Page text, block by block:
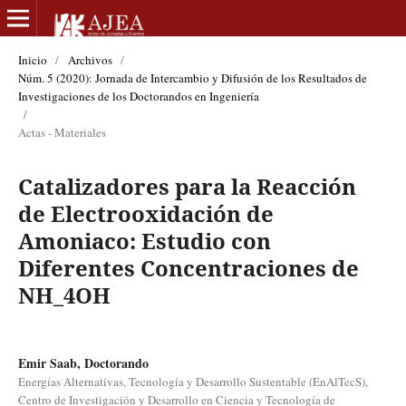
Inicio / Archivos /
Núm. 5 (2020): Jornada de Intercambio y Difusión de los Resultados de
Investigaciones de los Doctorandos en Ingeniería
/
Actas - Materiales
Catalizadores para la Reacción
de Electrooxidación de
Amoniaco: Estudio con
Diferentes Concentraciones de
NH_4OH
Emir Saab, Doctorando
Energías Alternativas, Tecnología y Desarrollo Sustentable (EnAlTecS),
Centro de Investigación y Desarrollo en Ciencia y Tecnología de